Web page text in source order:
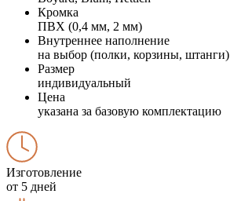
Кромка
ПВХ (0,4 мм, 2 мм)
Внутреннее наполнение
на выбор (полки, корзины, штанги)
Размер
индивидуальный
Цена
указана за базовую комплектацию
Изготовление
от 5 дней